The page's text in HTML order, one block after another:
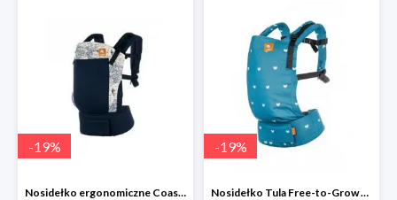
-19%
Nosidełko ergonomiczne Coast Navigator Tula
-19%
Nosidełko Tula Free-to-Grow Playdate Tula